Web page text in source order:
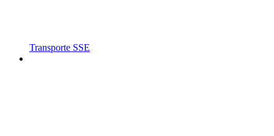
Transporte SSE